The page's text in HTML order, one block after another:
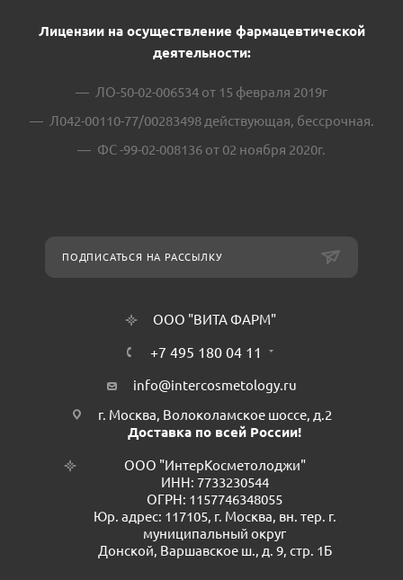
Лицензии на осуществление фармацевтической
деятельности:
ЛО-50-02-006534 от 15 февраля 2019г
Л042-00110-77/00283498 действующая, бессрочная.
ФС -99-02-008136 от 02 ноября 2020г.
ПОДПИСАТЬСЯ НА РАССЫЛКУ
ООО "ВИТА ФАРМ"
+7 495 180 04 11
info@intercosmetology.ru
г. Москва, Волоколамское шоссе, д.2
Доставка по всей России!
ООО "ИнтерКосметолоджи"
ИНН: 7733230544
ОГРН: 1157746348055
Юр. адрес: 117105, г. Москва, вн. тер. г.
муниципальный округ
Донской, Варшавское ш., д. 9, стр. 1Б